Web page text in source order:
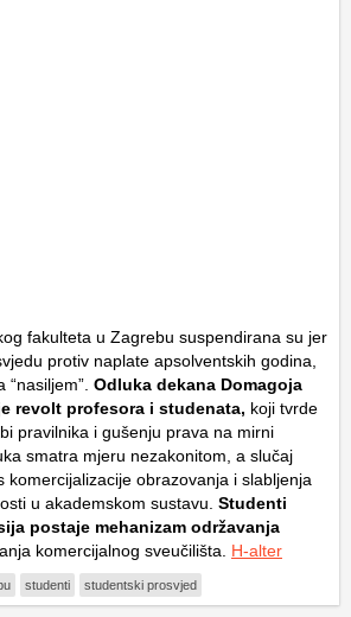
fakulteta u Zagrebu suspendirana su jer
protiv naplate apsolventskih godina,
Odluka dekana Domagoja
revolt profesora i studenata, koji tvrde
pravilnika i gušenju prava na mirni
smatra mjeru nezakonitom, a slučaj
komercijalizacije obrazovanja i slabljenja
u akademskom sustavu. Studenti
postaje mehanizam održavanja
komercijalnog sveučilišta. H-alter
studenti studentski prosvjed